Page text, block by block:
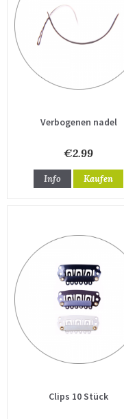
Verbogenen nadel
€2.99
Info Kaufen
Clips 10 Stück